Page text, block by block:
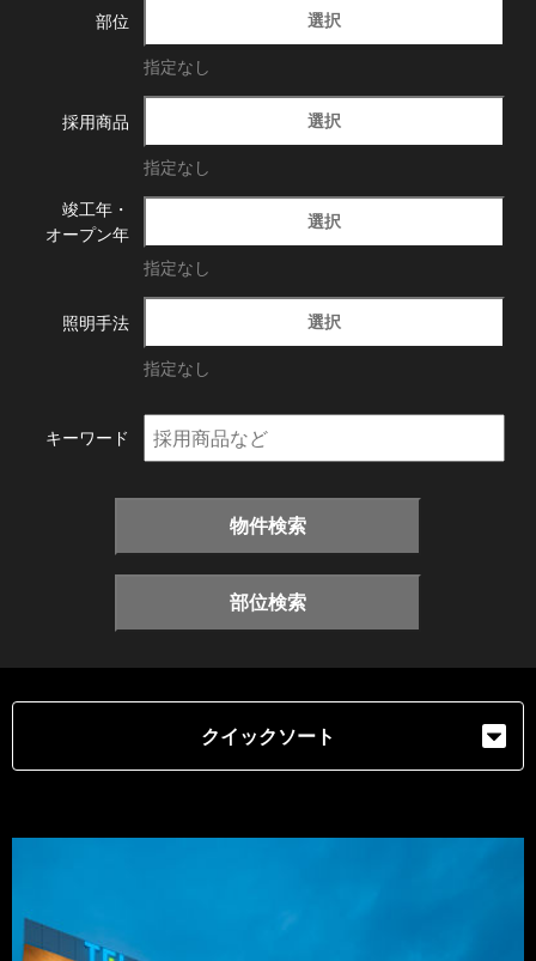
部位 選択
指定なし
採用商品 選択
指定なし
竣工年・
オープン年
選択
指定なし
照明手法 選択
指定なし
キーワード
物件検索
部位検索
クイックソート